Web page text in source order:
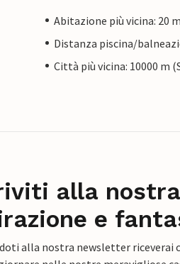
Abitazione più vicina: 20 m
Distanza piscina/
Città più vicina: 10000 m
alla
e
alla nostra newsletter riceverai